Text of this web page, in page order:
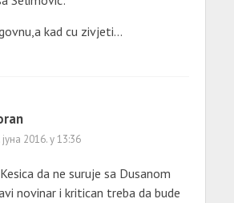
kad cu zivjeti…
јуна 2016. у 13:36
da ne suruje sa Dusanom
novinar i kritican treba da bude